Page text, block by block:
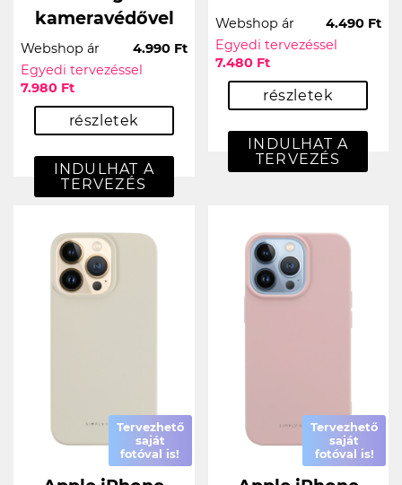
kameravédővel
Webshop ár
4.990 Ft
Egyedi tervezéssel
7.980 Ft
részletek
INDULHAT A
TERVEZÉS
Webshop ár
4.490 Ft
Egyedi tervezéssel
7.480 Ft
részletek
INDULHAT A
TERVEZÉS
Tervezhető
saját
fotóval is!
Tervezhető
saját
fotóval is!